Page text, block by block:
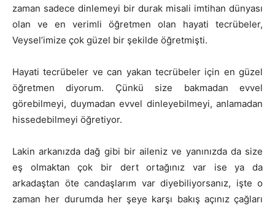
zaman sadece dinlemeyi bir durak misali imtihan dünyası
olan ve en verimli öğretmen olan hayati tecrübeler,
Veysel’imize çok güzel bir şekilde öğretmişti.
Hayati tecrübeler ve can yakan tecrübeler için en güzel
öğretmen diyorum. Çünkü size bakmadan evvel
görebilmeyi, duymadan evvel dinleyebilmeyi, anlamadan
hissedebilmeyi öğretiyor.
Lakin arkanızda dağ gibi bir aileniz ve yanınızda da size
eş olmaktan çok bir dert ortağınız var ise ya da
arkadaştan öte candaşlarım var diyebiliyorsanız, işte o
zaman her durumda her şeye karşı bakış açınız çağları